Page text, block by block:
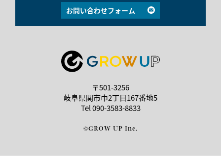
お問い合わせフォーム
〒501-3256
岐阜県関市巾2丁目167番地5
Tel090-3583-8833
©GROW UP Inc.